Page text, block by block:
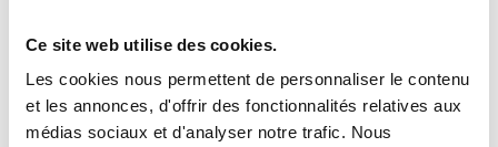
Ce site web utilise des cookies.
Les cookies nous permettent de personnaliser le contenu
et les annonces, d'offrir des fonctionnalités relatives aux
médias sociaux et d'analyser notre trafic. Nous